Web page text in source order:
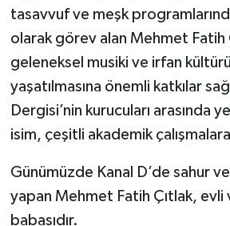
tasavvuf ve meşk
olarak görev alan Mehmet Fatih
geleneksel musiki ve irfan
yaşatılmasına önemli katkılar
Dergisi’nin kurucuları arasında
isim, çeşitli akademik
Günümüzde Kanal D’de sahur
yapan Mehmet Fatih Çıtlak,
babasıdır.